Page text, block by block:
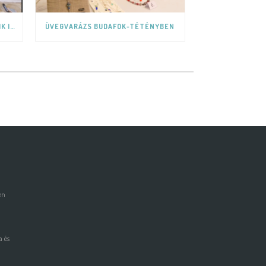
ÜVEGFAZETTA MINT AZ ÜVEG EGYIK IZGALMAS MEGJELENÉSI FORMÁJA. ÜVEGVARÁZS BUDAFOK-TÉTÉNYBEN
és